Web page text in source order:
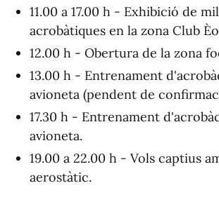
11.00 a 17.00 h - Exhibició de
acrobàtiques en la zona Club
12.00 h - Obertura de la zona
13.00 h - Entrenament
avioneta (pendent de
17.30 h - Entrenament
avioneta.
19.00 a 22.00 h - Vols captius
aerostàtic.